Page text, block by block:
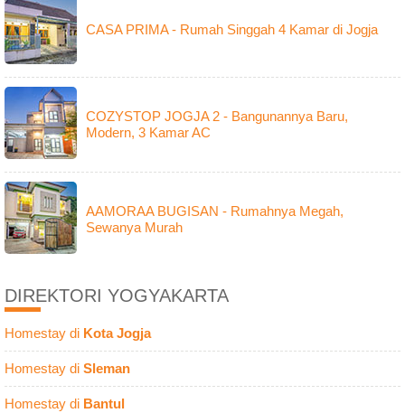
CASA PRIMA - Rumah Singgah 4 Kamar di Jogja
COZYSTOP JOGJA 2 - Bangunannya Baru,
Modern, 3 Kamar AC
AAMORAA BUGISAN - Rumahnya Megah,
Sewanya Murah
DIREKTORI YOGYAKARTA
Homestay di Kota Jogja
Homestay di Sleman
Homestay di Bantul